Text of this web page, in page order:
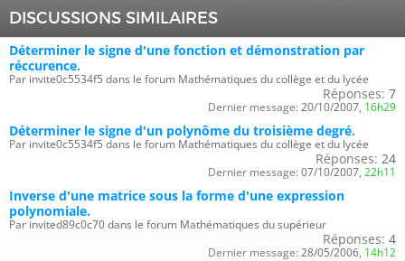
DISCUSSIONS SIMILAIRES
Déterminer le signe d'une fonction et démonstration par
réccurence.
Par invite0c5534f5 dans le forum Mathématiques du collège et du lycée
Réponses: 7
Dernier message: 20/10/2007, 16h29
Déterminer le signe d'un polynôme du troisième degré.
Par invite0c5534f5 dans le forum Mathématiques du collège et du lycée
Réponses: 24
Dernier message: 07/10/2007, 22h11
Inverse d'une matrice sous la forme d'une expression
polynomiale.
Par invited89c0c70 dans le forum Mathématiques du supérieur
Réponses: 4
Dernier message: 28/05/2006, 14h12